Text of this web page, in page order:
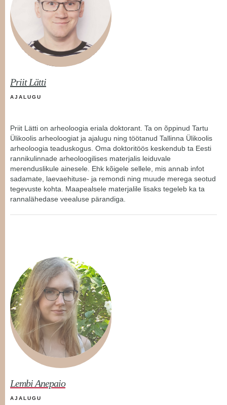
Priit Lätti
AJALUGU
Priit Lätti on arheoloogia eriala doktorant. Ta on õppinud Tartu
Ülikoolis arheoloogiat ja ajalugu ning töötanud Tallinna Ülikoolis
arheoloogia teaduskogus. Oma doktoritöös keskendub ta Eesti
rannikulinnade arheoloogilises materjalis leiduvale
merenduslikule ainesele. Ehk kõigele sellele, mis annab infot
sadamate, laevaehituse- ja remondi ning muude merega seotud
tegevuste kohta. Maapealsele materjalile lisaks tegeleb ka ta
rannalähedase veealuse pärandiga.
Lembi Anepaio
AJALUGU